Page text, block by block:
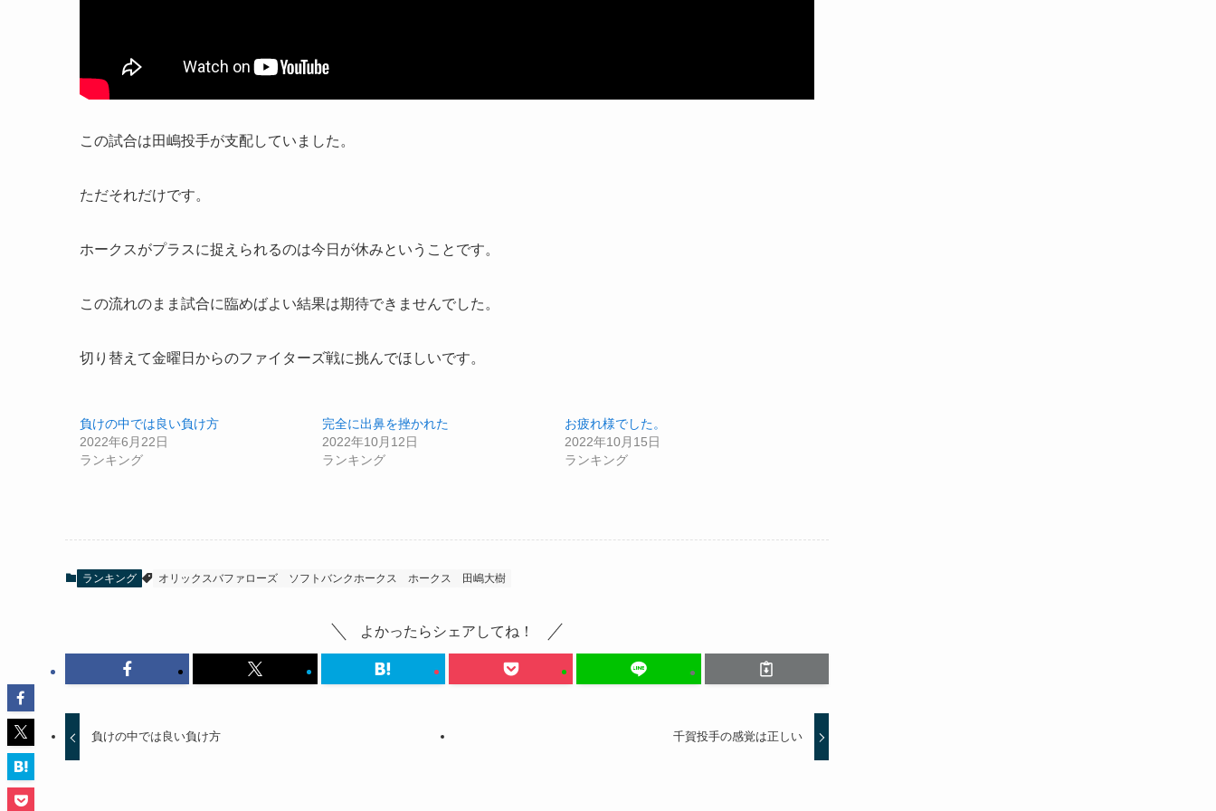
この試合は田嶋投手が支配していました。
ただそれだけです。
ホークスがプラスに捉えられるのは今日が休みということです。
この流れのまま試合に臨めばよい結果は期待できませんでした。
切り替えて金曜日からのファイターズ戦に挑んでほしいです。
負けの中では良い負け方
2022年6月22日
ランキング
完全に出鼻を挫かれた
2022年10月12日
ランキング
お疲れ様でした。
2022年10月15日
ランキング
ランキング オリックスバファローズ ソフトバンクホークス ホークス 田嶋大樹
よかったらシェアしてね！
負けの中では良い負け方 千賀投手の感覚は正しい